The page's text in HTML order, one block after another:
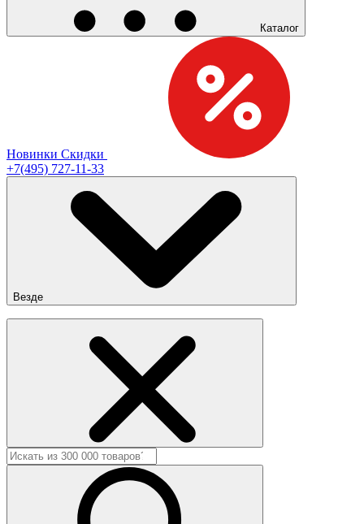
Каталог
Новинки Скидки
+7(495) 727-11-33
Везде